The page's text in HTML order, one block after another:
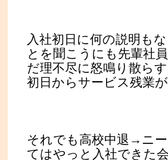
入社初日に何の説明も
とを聞こうにも先輩社
だ理不尽に怒鳴り散ら
初日からサービス残業が
それでも高校中退→ニ
てはやっと入社できた